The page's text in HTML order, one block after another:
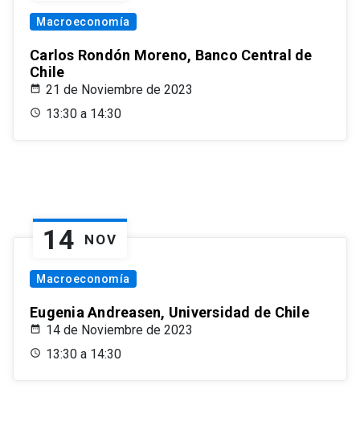
Macroeconomía
Carlos Rondón Moreno, Banco Central de
Chile
21 de Noviembre de 2023
13:30 a 14:30
14 NOV
Macroeconomía
Eugenia Andreasen, Universidad de Chile
14 de Noviembre de 2023
13:30 a 14:30